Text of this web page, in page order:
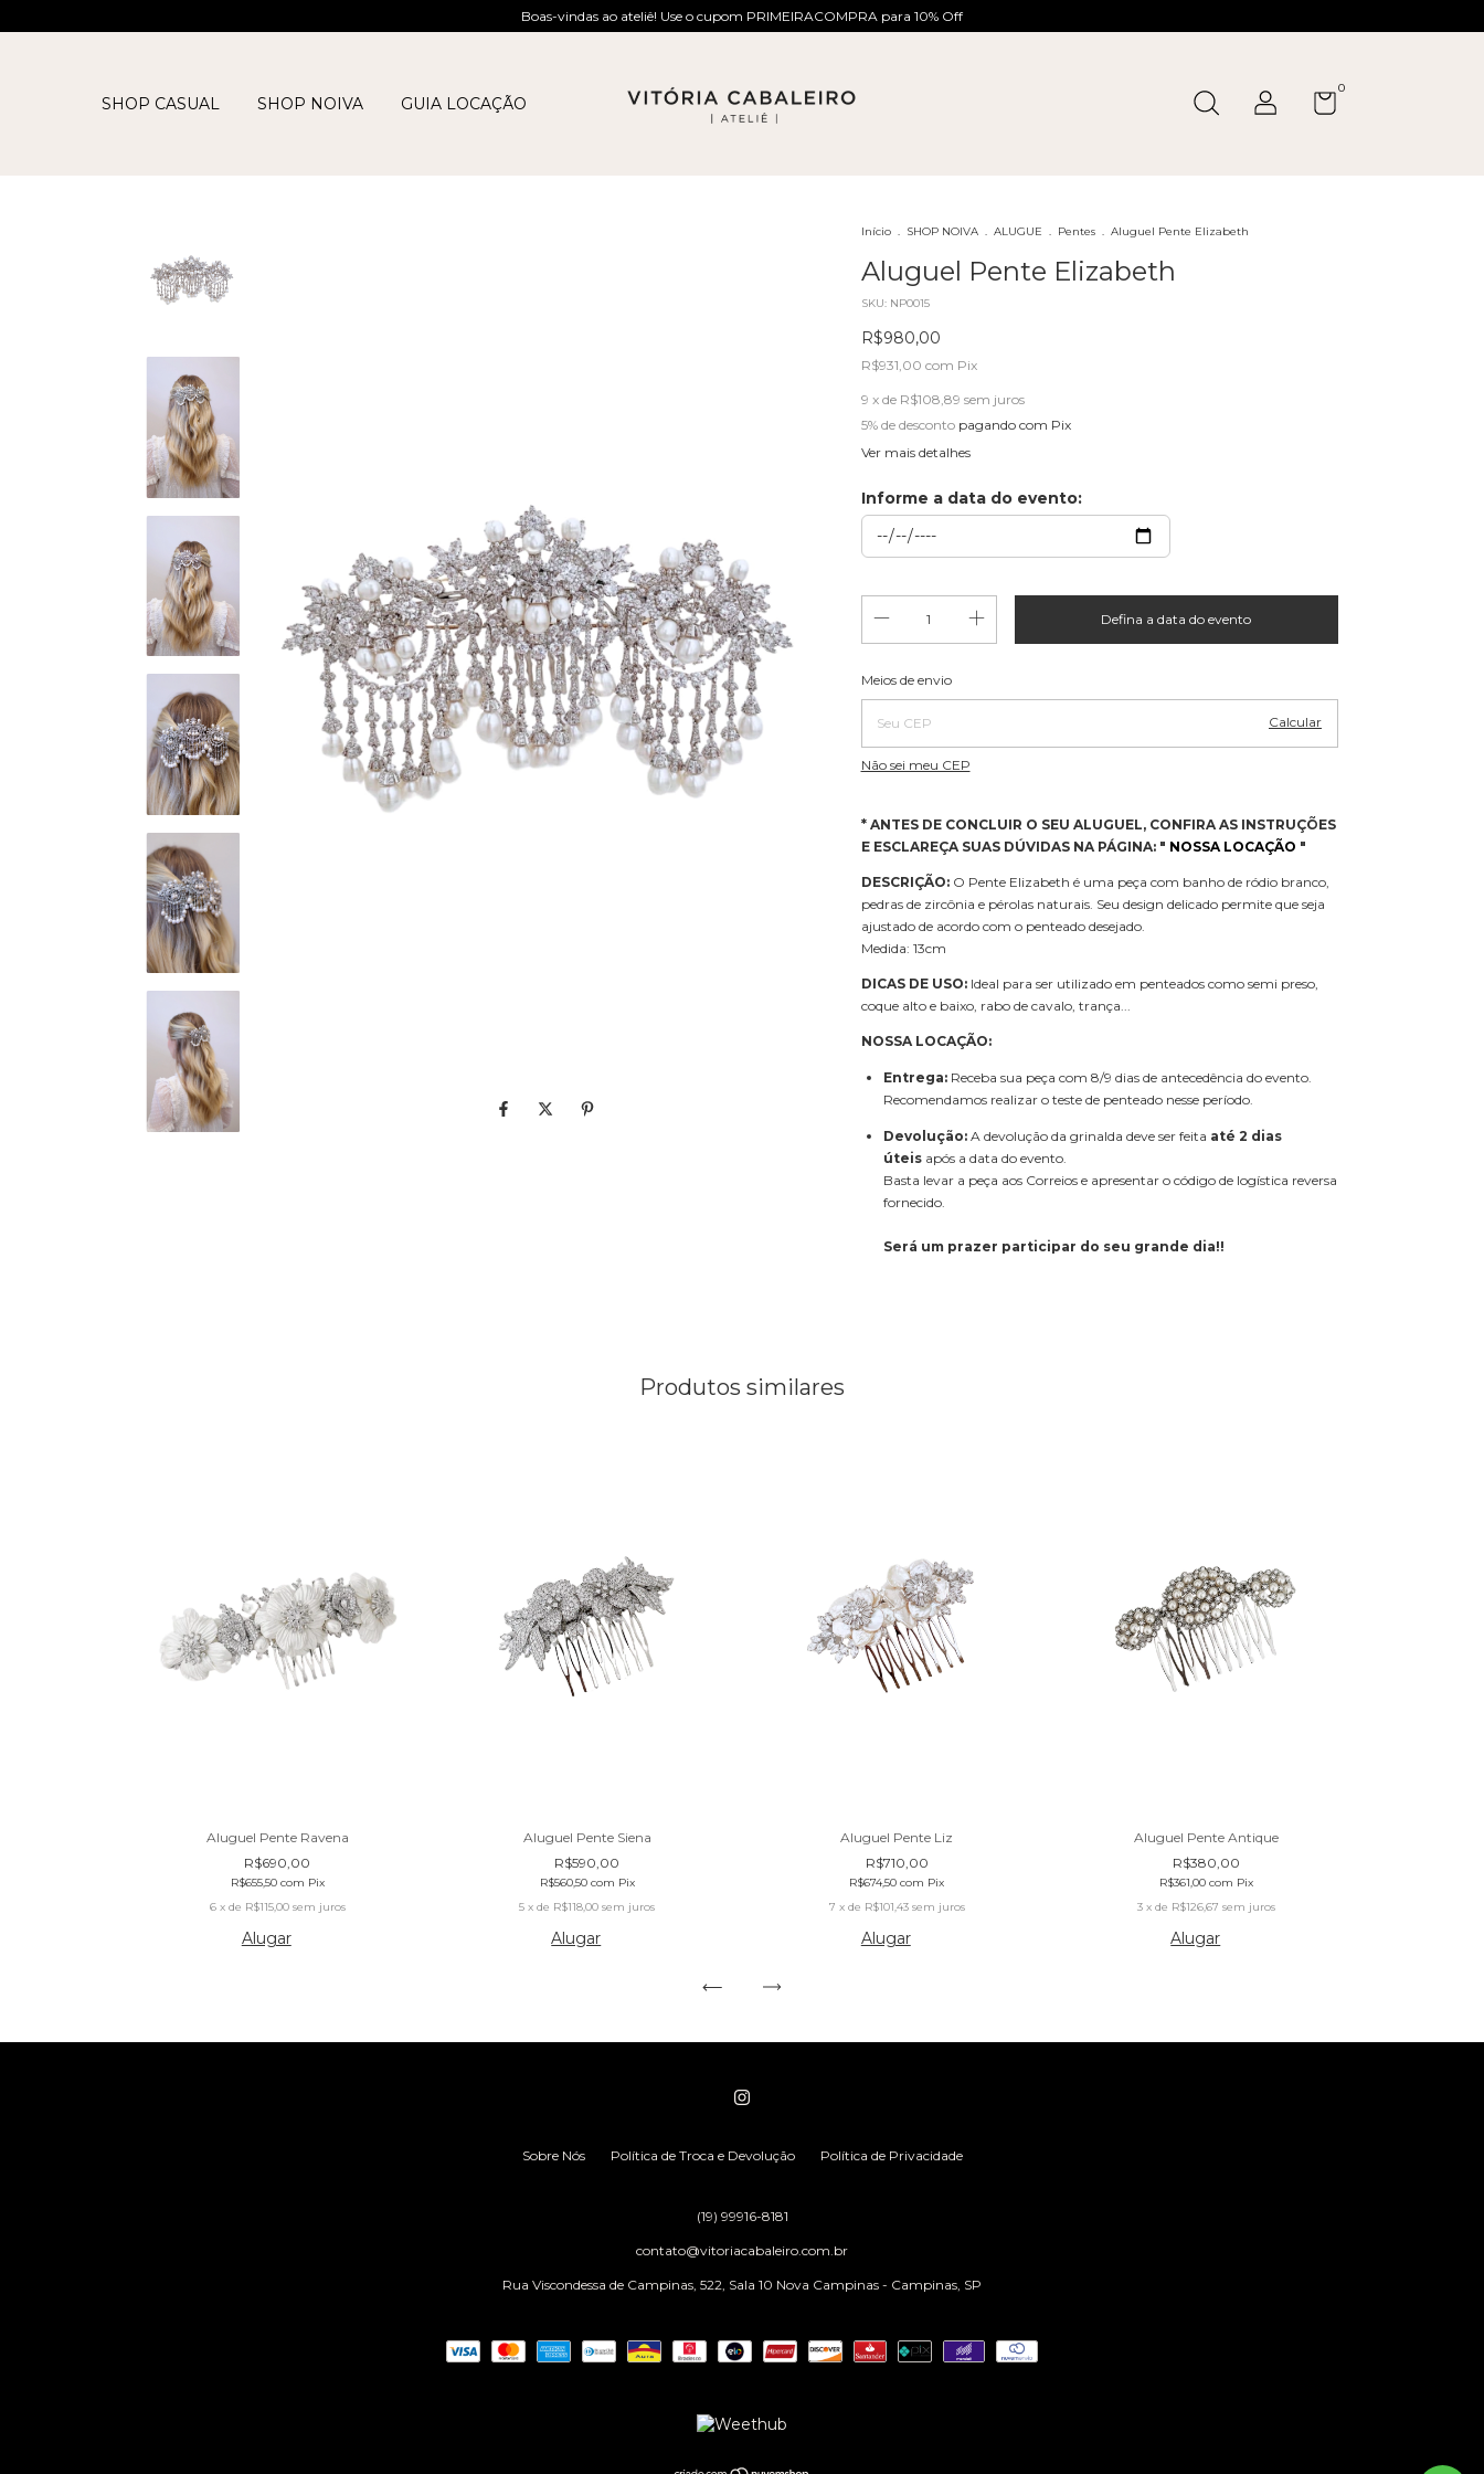
Boas-vindas ao ateliê! Use o cupom PRIMEIRACOMPRA para 10% Off
SHOP CASUAL SHOP NOIVA GUIA LOCAÇÃO
0
Início . SHOP NOIVA . ALUGUE . Pentes . Aluguel Pente Elizabeth
Aluguel Pente Elizabeth
SKU: NP0015
R$980,00
R$931,00 com Pix
9 x de R$108,89 sem juros
5% de descontopagando com Pix
Ver mais detalhes
Informe a data do evento:
Entregas para o CEP:
Meios de envio
Calcular
Não sei meu CEP
* ANTES DE CONCLUIR O SEU ALUGUEL, CONFIRA AS INSTRUÇÕES
E ESCLAREÇA SUAS DÚVIDAS NA PÁGINA: " NOSSA LOCAÇÃO "
DESCRIÇÃO:O Pente Elizabeth é uma peça com banho de ródio branco,
pedras de zircônia e pérolas naturais. Seu design delicado permite que seja
ajustado de acordo com o penteado desejado.
Medida: 13cm
DICAS DE USO:Ideal para ser utilizado em penteados como semi preso,
coque alto e baixo, rabo de cavalo, trança...
NOSSA LOCAÇÃO:
Entrega:Receba sua peça com 8/9 dias de antecedência do evento.
Recomendamos realizar o teste de penteado nesse período.
Devolução:A devolução da grinalda deve ser feita até 2 dias
úteisapós a data do evento.
Basta levar a peça aos Correios e apresentar o código de logística reversa
fornecido.
Será um prazer participar do seu grande dia!!
Produtos similares
Aluguel Pente Ravena
R$690,00
R$655,50 com Pix
6 x de R$115,00 sem juros
Alugar
Aluguel Pente Siena
R$590,00
R$560,50 com Pix
5 x de R$118,00 sem juros
Alugar
Aluguel Pente Liz
R$710,00
R$674,50com Pix
7 x de R$101,43 sem juros
Alugar
Aluguel Pente Antique
R$380,00
R$361,00com Pix
3 x de R$126,67 sem juros
Alugar
Sobre Nós Política de Troca e Devolução Política de Privacidade
(19) 99916-8181
contato@vitoriacabaleiro.com.br
Rua Viscondessa de Campinas, 522, Sala 10 Nova Campinas - Campinas, SP